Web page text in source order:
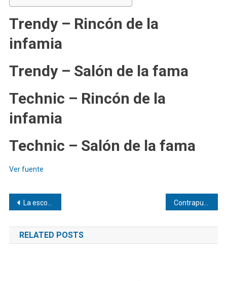
Trendy – Rincón de la
infamia
Trendy – Salón de la fama
Technic – Rincón de la
infamia
Technic – Salón de la fama
Ver fuente
Navegación
de
entradas
La escoliosis afecta a unos 1,5 millones de españoles: síntomas para detectarla a tiempo
RELATED POSTS